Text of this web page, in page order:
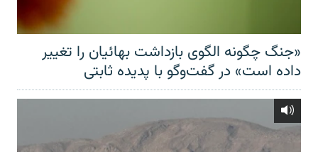
«جنگ چگونه الگوی بازداشت بهائیان را تغییر
داده است» در گفت‌وگو با پدیده ثابتی